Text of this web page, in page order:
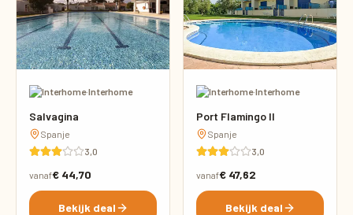
·Interhome
Salvagina
Spanje
3,0
vanaf€ 44,70
Bekijk deal
·Interhome
Port Flamingo II
Spanje
3,0
vanaf€ 47,62
Bekijk deal